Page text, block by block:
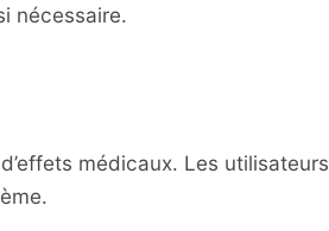
nécessaire.
médicaux. Les utilisateurs